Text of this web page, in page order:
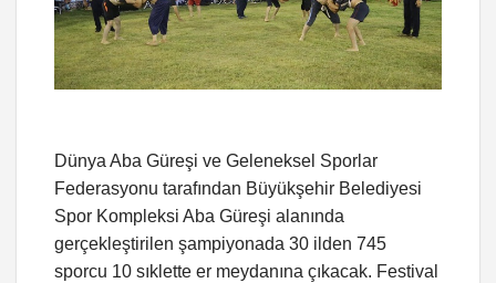
Dünya Aba Güreşi ve Geleneksel Sporlar
Federasyonu tarafından Büyükşehir Belediyesi
Spor Kompleksi Aba Güreşi alanında
gerçekleştirilen şampiyonada 30 ilden 745
sporcu 10 sıklette er meydanına çıkacak. Festival